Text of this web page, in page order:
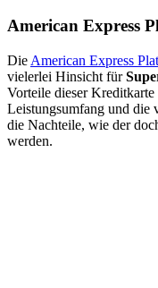
American Express
Die American Express
vielerlei Hinsicht für
Vorteile dieser
Leistungsumfang und die
die Nachteile, wie der
werden.